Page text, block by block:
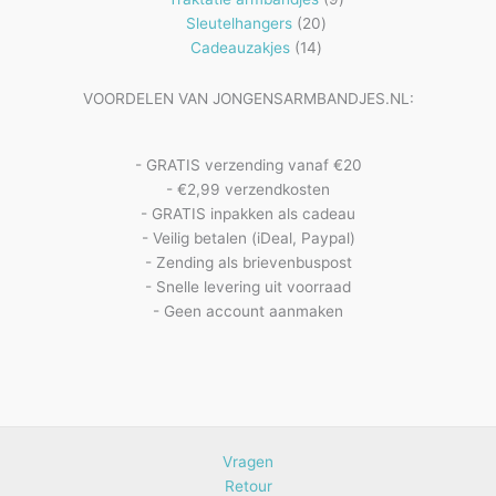
Sleutelhangers 2020
producten
Cadeauzakjes 1414
VOORDELEN VAN JONGENSARMBANDJES.NL:
- GRATIS verzending vanaf €20
- €2,99 verzendkosten
- GRATIS inpakken als cadeau
- Veilig betalen (iDeal, Paypal)
- Zending als brievenbuspost
- Snelle levering uit voorraad
- Geen account aanmaken
Vragen
Retour